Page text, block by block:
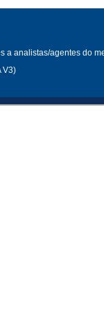
a analistas/agentes do
V3)